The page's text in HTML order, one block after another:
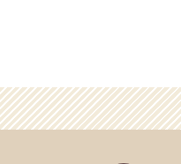
月）〜10/8（水）までお
月）は、15時迄お休みを
火）は、お休みをいただ
予約は、お部屋の空き